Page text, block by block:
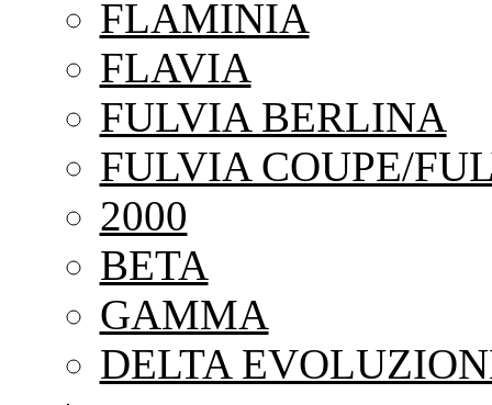
FLAMINIA
FLAVIA
FULVIA BERLINA
FULVIA COUPE/
2000
BETA
GAMMA
DELTA